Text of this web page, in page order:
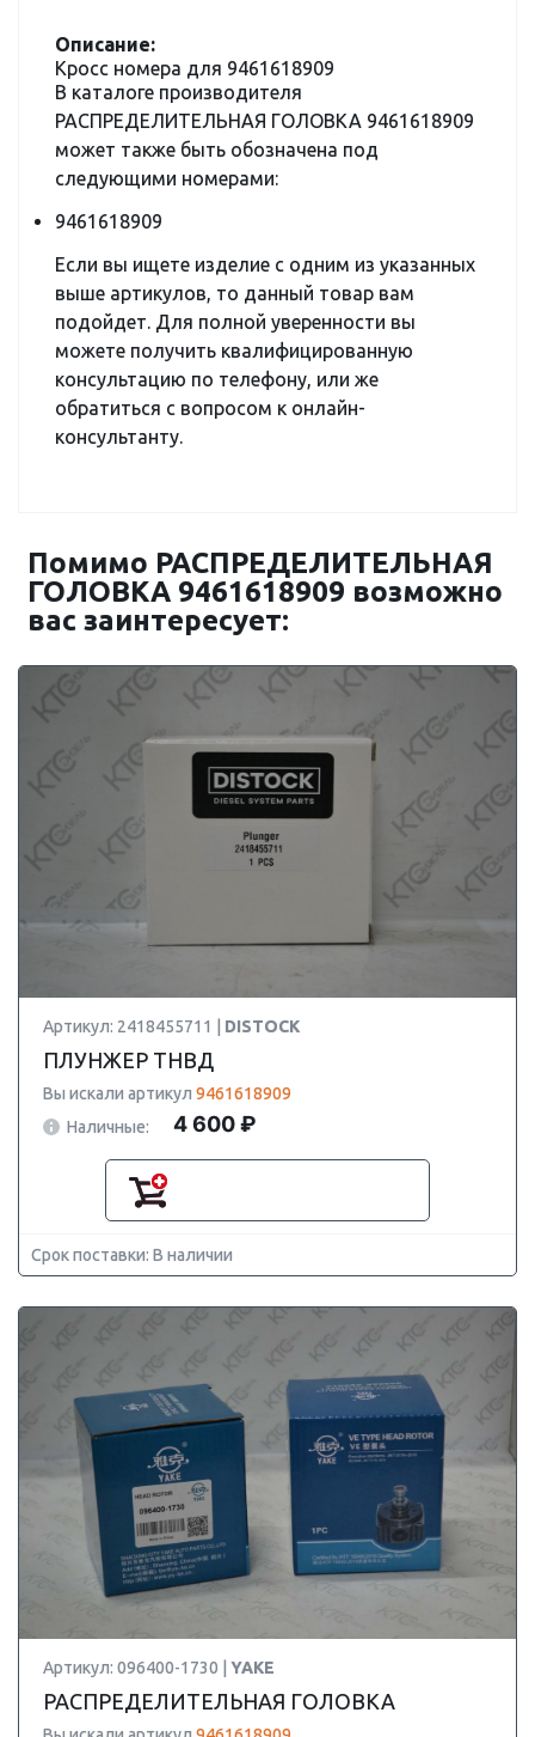
Описание:
Кросс номера для 9461618909
В каталоге производителя
РАСПРЕДЕЛИТЕЛЬНАЯ ГОЛОВКА 9461618909
может также быть обозначена под
следующими номерами:
9461618909
Если вы ищете изделие с одним из указанных
выше артикулов, то данный товар вам
подойдет. Для полной уверенности вы
можете получить квалифицированную
консультацию по телефону, или же
обратиться с вопросом к онлайн-
консультанту.
Помимо РАСПРЕДЕЛИТЕЛЬНАЯ
ГОЛОВКА 9461618909 возможно
вас заинтересует:
Артикул: 2418455711 | DISTOCK
ПЛУНЖЕР ТНВД
Вы искали артикул 9461618909
Наличные:
4 600 ₽
Срок поставки: В наличии
Артикул: 096400-1730 | YAKE
РАСПРЕДЕЛИТЕЛЬНАЯ ГОЛОВКА